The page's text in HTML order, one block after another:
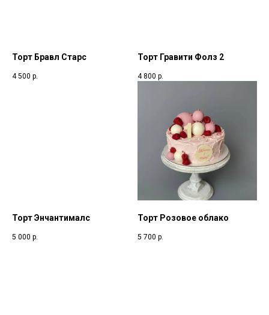
Торт Бравл Старс
4 500 р.
Торт Гравити Фолз 2
4 800 р.
Торт Энчантималс
5 000 р.
Торт Розовое облако
5 700 р.